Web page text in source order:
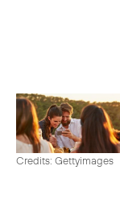
Credits: Gettyimages